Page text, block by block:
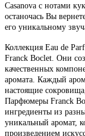
Casanova с нотами
останочась Вы
его уникальному
Коллекция Eau de
Franck Boclet. Они
качественных
аромата. Каждый
настоящие
Парфюмеры Franck
ингредиенты из
уникальный аромат,
произведением